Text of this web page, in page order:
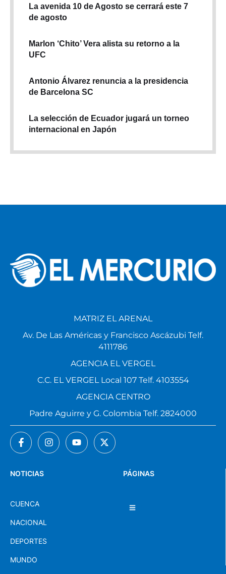
La avenida 10 de Agosto se cerrará este 7
de agosto
Marlon ‘Chito’ Vera alista su retorno a la
UFC
Antonio Álvarez renuncia a la presidencia
de Barcelona SC
La selección de Ecuador jugará un torneo
internacional en Japón
PÁGINAS
NOTICIAS
CUENCA
NACIONAL
DEPORTES
MUNDO
MATRIZ EL ARENAL
Av. De Las Américas y Francisco Ascázubi Telf.
4111786
AGENCIA EL VERGEL
C.C. EL VERGEL Local 107 Telf. 4103554
AGENCIA CENTRO
Padre Aguirre y G. Colombia Telf. 2824000